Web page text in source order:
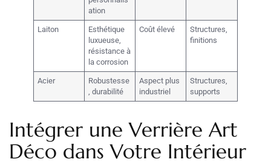
ation
Laiton
Esthétique
luxueuse,
résistance à
la corrosion
Coût élevé
Structures,
finitions
Acier
Robustesse
, durabilité
Aspect plus
industriel
Structures,
supports
Intégrer une Verrière Art
Déco dans Votre Intérieur